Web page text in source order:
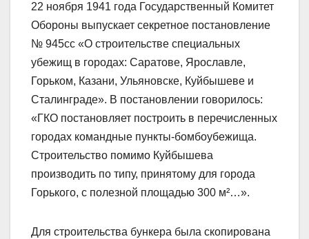
22 ноября 1941 года Государственный Комитет
Обороны выпускает секретное постановление
№ 945сс «О строительстве специальных
убежищ в городах: Саратове, Ярославле,
Горьком, Казани, Ульяновске, Куйбышеве и
Сталинграде». В постановлении говорилось:
«ГКО постановляет построить в перечисленных
городах командные пункты-бомбоубежища.
Строительство помимо Куйбышева
производить по типу, принятому для города
Горького, с полезной площадью 300 м²…».
Для строительства бункера была скопирована